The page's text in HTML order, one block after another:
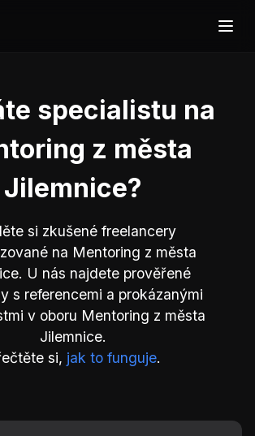
specialistu na
z města
Jilemnice?
si zkušené freelancery
na Mentoring z města
U nás najdete prověřené
s referencemi a prokázanými
v oboru Mentoring z města
Jilemnice.
si, jak to funguje.